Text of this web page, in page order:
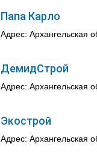
Папа Карло
Адрес: Архангельская
ДемидСтрой
Адрес: Архангельская
Экострой
Адрес: Архангельская